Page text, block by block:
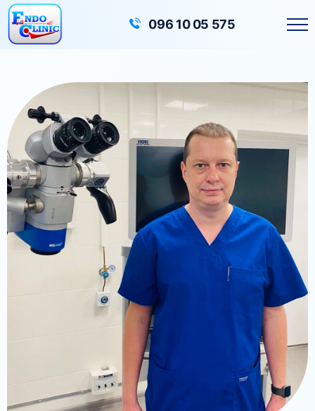
096 10 05 575
Головна Лікарі